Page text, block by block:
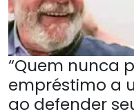
“Quem nunca
empréstimo a
ao defender